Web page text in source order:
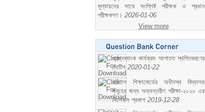
মূল্যায়নের সাথে সংশ্লিষ্ট পরীক্ষক ও প্রধান
পরীক্ষকগণ। 2026-01-06
View more
প্রশ্নব্যাংক কার্যক্রম আপাতত স্থগিতকরণের
নোটিশ 2020-01-22
বরিশাল শিক্ষাবোর্ডের অধীনস্থ বিদ্যালয়
সমূহের জন্য অভ্যন্তরীণ পরীক্ষা-২০২০ এর
সিলেবাস প্রকাশ 2019-12-28